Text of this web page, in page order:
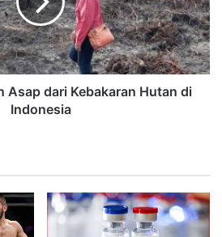
Asap dari Kebakaran Hutan di
Indonesia